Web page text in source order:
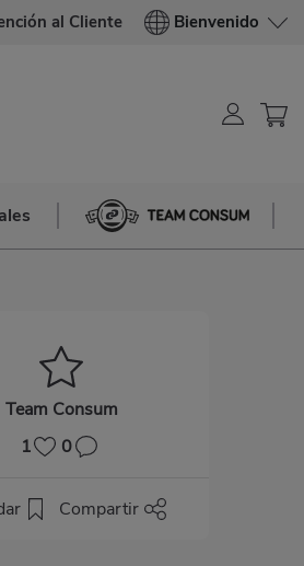
al Cliente Bienvenido
Team Consum
Team Consum
1
0
Compartir